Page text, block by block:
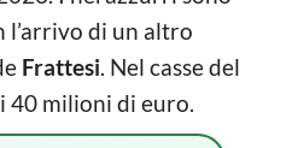
l’arrivo di un altro
Frattesi. Nel casse del
40 milioni di euro.